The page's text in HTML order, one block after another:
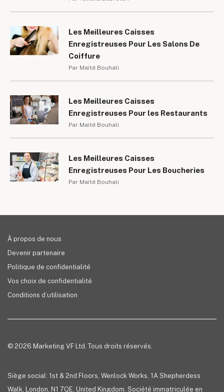
Les Meilleures Caisses
Enregistreuses Pour Les Salons De
Coiffure
Par Maïté Bouhali
Les Meilleures Caisses
Enregistreuses Pour les Restaurants
Par Maïté Bouhali
Les Meilleures Caisses
Enregistreuses Pour Les Boucheries
Par Maïté Bouhali
À propos de nous
Devenir partenaire
Politique de confidentialité
Vos choix de confidentialité
Conditions d’utilisation
© 2026 Marketing VF Ltd. Tous droits réservés.
Siège social: 1st & 2nd Floors, Wenlock Works, 1A Shepherdess
Walk, London, N1 7QE, United Kingdom. Société immatriculée en